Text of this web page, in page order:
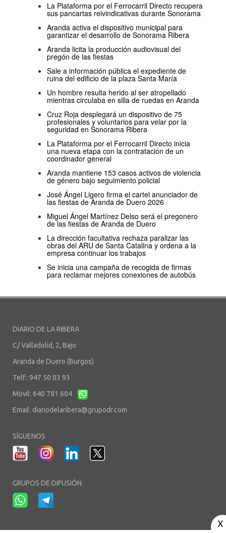
La Plataforma por el Ferrocarril Directo recupera
sus pancartas reivindicativas durante Sonorama
Aranda activa el dispositivo municipal para
garantizar el desarrollo de Sonorama Ribera
Aranda licita la producción audiovisual del
pregón de las fiestas
Sale a información pública el expediente de
ruina del edificio de la plaza Santa María
Un hombre resulta herido al ser atropellado
mientras circulaba en silla de ruedas en Aranda
Cruz Roja desplegará un dispositivo de 75
profesionales y voluntarios para velar por la
seguridad en Sonorama Ribera
La Plataforma por el Ferrocarril Directo inicia
una nueva etapa con la contratación de un
coordinador general
Aranda mantiene 153 casos activos de violencia
de género bajo seguimiento policial
José Ángel Ligero firma el cartel anunciador de
las fiestas de Aranda de Duero 2026
Miguel Ángel Martínez Delso será el pregonero
de las fiestas de Aranda de Duero
La dirección facultativa rechaza paralizar las
obras del ARU de Santa Catalina y ordena a la
empresa continuar los trabajos
Se inicia una campaña de recogida de firmas
para reclamar mejores conexiones de autobús
DIARIO DE LA RIBERA
C/ Valladolid, 2, Bajo
Aranda de Duero (Burgos)
Telf.: 947 50 83 93
Móvil: 640 781 604
Email: diariodelaribera@grupodr.com
SÍGUENOS
GRUPOS DE DIFUSIÓN